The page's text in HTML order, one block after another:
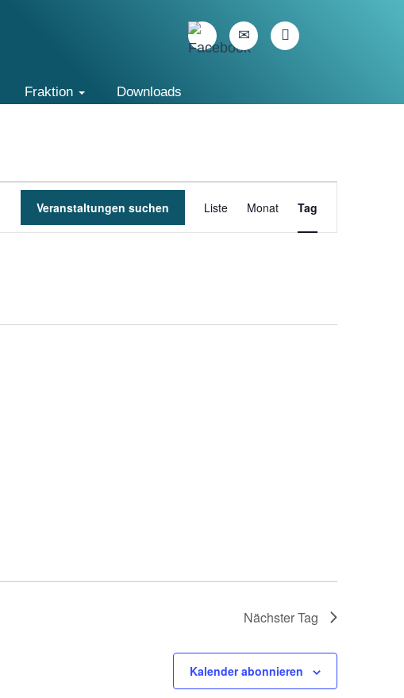
Fraktion Downloads
Veranstaltungen suchen
Ansichten-
Liste Monat Tag
Nächster Tag
Kalender abonnieren